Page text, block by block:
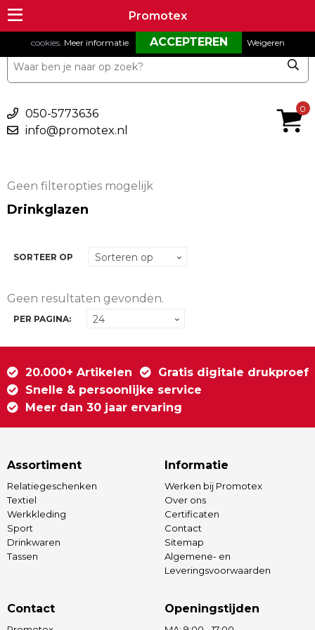
Promotex
Promotex
050-5773636
info@promotex.nl
0
€ 0,00
Geen filteropties mogelijk
Drinkglazen
SORTEER OP
Geen resultaten gevonden.
PER PAGINA:
20.000+ Artikelen
Gratis digitale drukproef
Snelle & persoonlijke service
Meer dan 30 jaar ervaring
Assortiment
Relatiegeschenken
Textiel
Werkkleding
Sport
Drinkwaren
Tassen
Informatie
Werken bij Promotex
Over ons
Certificaten
Contact
Sitemap
Algemene- en
Leveringsvoorwaarden
Contact Openingstijden
Om onze website goed te laten functioneren maken wij gebruik van
cookies. Meer informatie. Weigeren